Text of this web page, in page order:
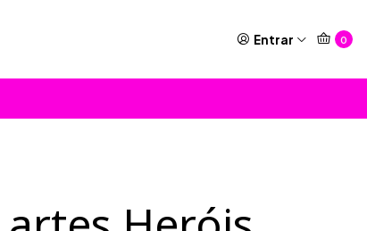
Entrar 0